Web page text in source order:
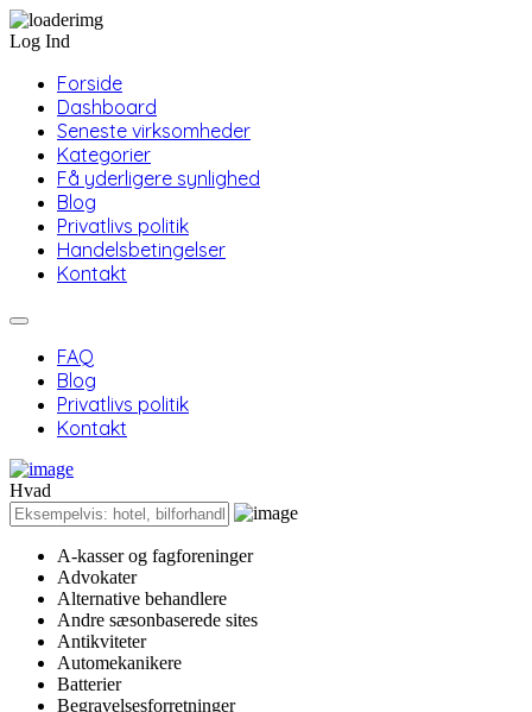
Log Ind
Forside
Dashboard
Seneste virksomheder
Kategorier
Få yderligere synlighed
Blog
Privatlivs politik
Handelsbetingelser
Kontakt
FAQ
Blog
Privatlivs politik
Kontakt
Hvad
A-kasser og fagforeninger
Advokater
Alternative behandlere
Andre sæsonbaserede sites
Antikviteter
Automekanikere
Batterier
Begravelsesforretninger